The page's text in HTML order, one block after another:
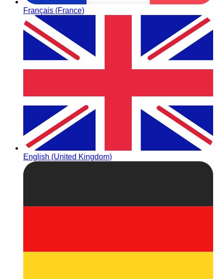
Français (France)
English (United Kingdom)